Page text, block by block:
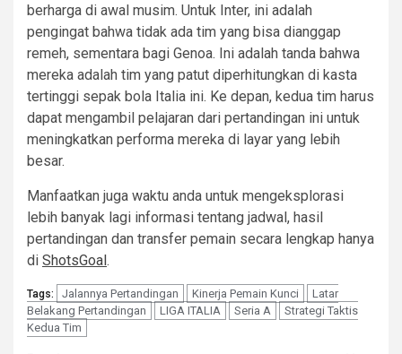
berharga di awal musim. Untuk Inter, ini adalah
pengingat bahwa tidak ada tim yang bisa dianggap
remeh, sementara bagi Genoa. Ini adalah tanda bahwa
mereka adalah tim yang patut diperhitungkan di kasta
tertinggi sepak bola Italia ini. Ke depan, kedua tim harus
dapat mengambil pelajaran dari pertandingan ini untuk
meningkatkan performa mereka di layar yang lebih
besar.
Manfaatkan juga waktu anda untuk mengeksplorasi
lebih banyak lagi informasi tentang jadwal, hasil
pertandingan dan transfer pemain secara lengkap hanya
di ShotsGoal.
Tags: Jalannya Pertandingan Kinerja Pemain Kunci
Latar
Belakang Pertandingan
LIGA ITALIA Seria A
Strategi Taktis
Kedua Tim